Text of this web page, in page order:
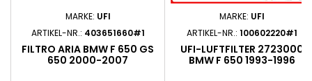
MARKE: UFI
ARTIKEL-NR.: 403651660#1
FILTRO ARIA BMW F 650 GS
650 2000-2007
MARKE: UFI
ARTIKEL-NR.: 100602220#1
UFI-LUFTFILTER 2723000
BMW F 650 1993-1996